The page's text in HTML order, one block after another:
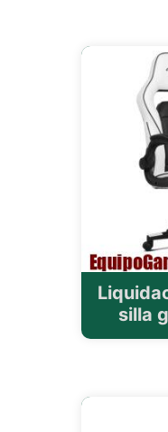
silla